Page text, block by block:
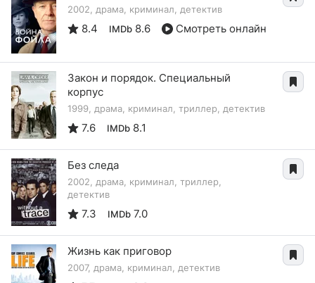
2002, драма, криминал, детектив
8.4 IMDb 8.6 Смотреть онлайн
Закон и порядок. Специальный
корпус
1999, драма, криминал, триллер, детектив
7.6 IMDb 8.1
Без следа
2002, драма, криминал, триллер,
детектив
7.3 IMDb 7.0
Жизнь как приговор
2007, драма, криминал, детектив